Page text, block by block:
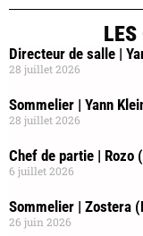
LES
Directeur de salle |
28 juillet 2026
Sommelier | Yann
28 juillet 2026
Chef de partie | Rozo
6 juillet 2026
Sommelier | Zostera
26 juin 2026